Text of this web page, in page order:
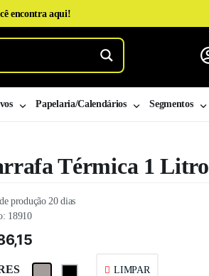
encontra aqui!
Papelaria/Calendários Segmentos
Térmica 1 Litro
produção 20 dias
18910
LIMPAR